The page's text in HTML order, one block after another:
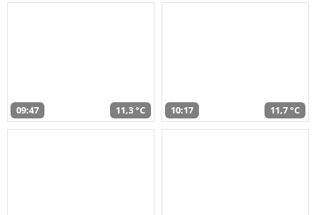
09:47 11,3 °C 10:17 11,7 °C